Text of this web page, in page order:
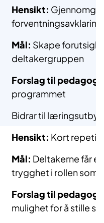
Hensikt:
forventningsavklaring
Mål: Skape
deltakergruppen
Forslag til
programmet
Bidrar til
Hensikt: Kort
Mål: Deltakerne får
trygghet i rollen som
Forslag til
mulighet for å stille